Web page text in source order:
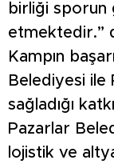
birliği sporun
etmektedir.”
Kampın
Belediyesi ile
sağladığı
Pazarlar
lojistik ve